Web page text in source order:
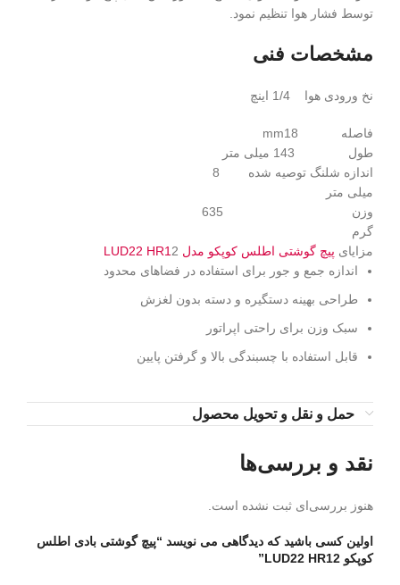
توسط فشار هوا تنظیم نمود.
مشخصات فنی
نخ ورودی هوا 1/4 اینچ
فاصله mm18
طول 143 میلی متر
اندازه شلنگ توصیه شده 8
میلی متر
وزن 635
گرم
مزایای پیچ گوشتی اطلس کوپکو مدل LUD22 HR1 2
اندازه جمع و جور برای استفاده در فضاهای محدود
طراحی بهینه دستگیره و دسته بدون لغزش
سبک وزن برای راحتی اپراتور
قابل استفاده با چسبندگی بالا و گرفتن پایین
حمل و نقل و تحویل محصول
نقد و بررسی‌ها
هنوز بررسی‌ای ثبت نشده است.
اولین کسی باشید که دیدگاهی می نویسد “پیچ گوشتی بادی اطلس
کوپکو LUD22 HR12”